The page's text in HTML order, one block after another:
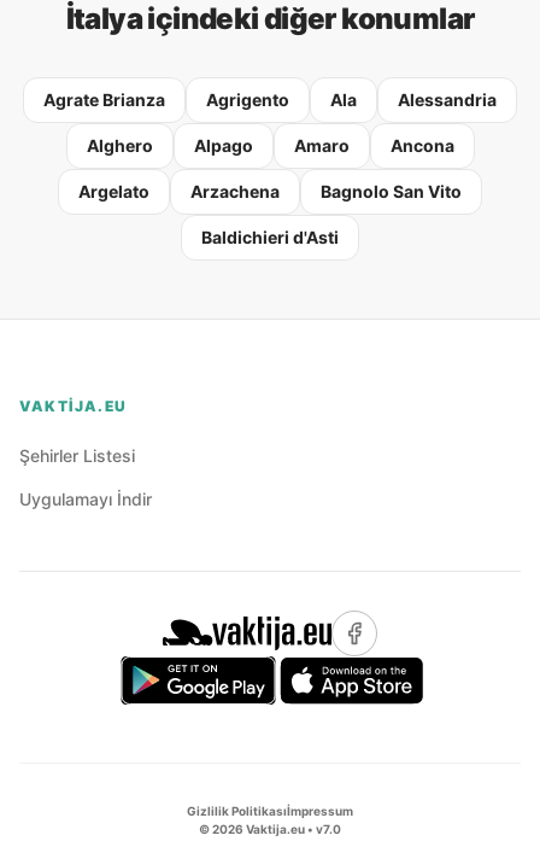
İtalya içindeki diğer konumlar
Agrate Brianza Agrigento Ala Alessandria
Alghero Alpago Amaro Ancona
Argelato Arzachena Bagnolo San Vito
Baldichieri d'Asti
VAKTIJA.EU
Şehirler Listesi
Uygulamayı İndir
Gizlilik Politikasıİmpressum
©2026 Vaktija.eu • v7.0